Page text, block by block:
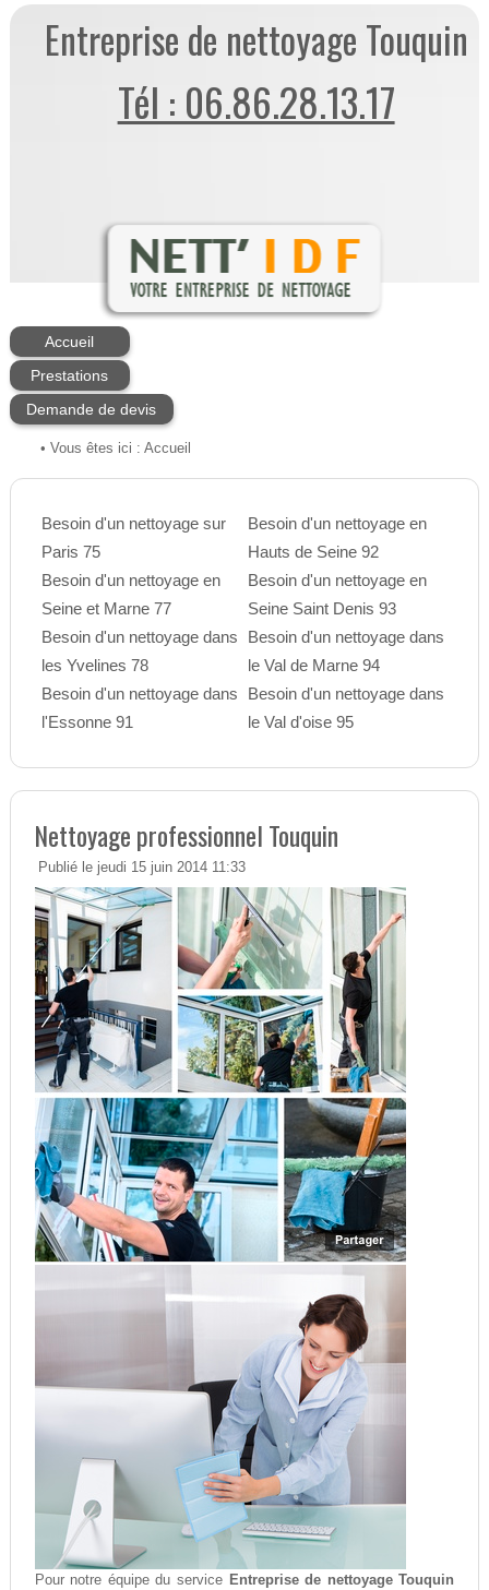
Entreprise de nettoyage Touquin
Tél : 06.86.28.13.17
Accueil
Prestations
Demande de devis
• Vous êtes ici : Accueil
Besoin d'un nettoyage sur
Paris 75
Besoin d'un nettoyage en
Seine et Marne 77
Besoin d'un nettoyage dans
les Yvelines 78
Besoin d'un nettoyage dans
l'Essonne 91
Besoin d'un nettoyage en
Hauts de Seine 92
Besoin d'un nettoyage en
Seine Saint Denis 93
Besoin d'un nettoyage dans
le Val de Marne 94
Besoin d'un nettoyage dans
le Val d'oise 95
Nettoyage professionnel Touquin
Publié le jeudi 15 juin 2014 11:33
Pour notre équipe du service Entreprise de nettoyage Touquin